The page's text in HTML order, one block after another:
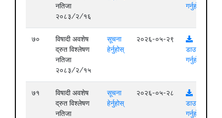
नतिजा
२०८३/२/१६
गर्नुहोस्
७०
विषादी अवशेष
द्रुत विश्लेषण
नतिजा
२०८३/२/१५
सूचना
हेर्नुहोस्
२०२६-०५-२९
डाउनलोड
गर्नुहोस्
७१
विषादी अवशेष
द्रुत विश्लेषण
नतिजा
सूचना
हेर्नुहोस्
२०२६-०५-२८
डाउनलोड
गर्नुहोस्